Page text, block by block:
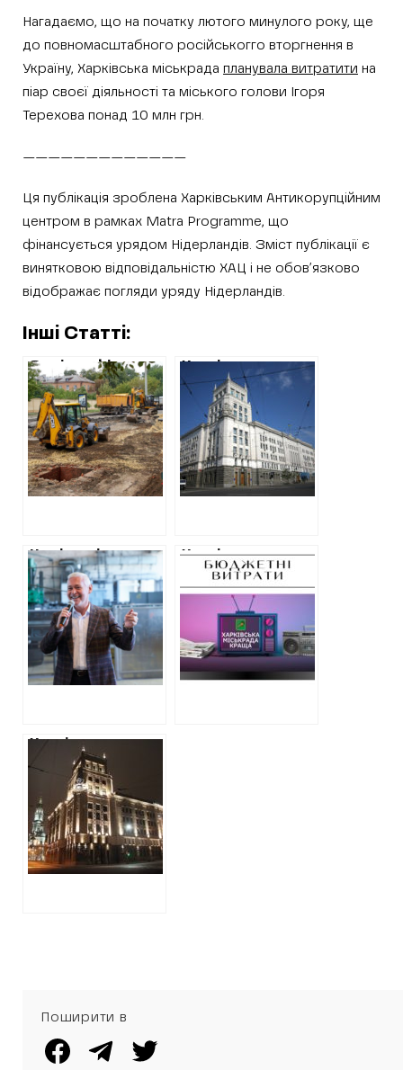
Нагадаємо, що на початку лютого минулого року, ще
до повномасштабного російськогго вторгнення в
Україну, Харківська міськрада планувала витратити на
піар своєї діяльності та міського голови Ігоря
Терехова понад 10 млн грн.
—————————————
Ця публікація зроблена Харківським Антикорупційним
центром в рамках Matra Programme, що
фінансується урядом Нідерландів. Зміст публікації є
винятковою відповідальністю ХАЦ і не обов’язково
відображає погляди уряду Нідерландів.
Інші Статті:
Замість фірми з
оточення
Ярославського
підряд на ремонт
вулиці Весніна
отримав
Житлобуд-1.
Витратили вже
Харківська
міськрада
витратить майже
3,5 мільйони на
піар своєї
діяльності в
електронних ЗМІ
На піар міськради
та Терехова у
соцмережах
витратять понад
3 млн грн
Харківська
міськрада
витратить 12
мільйонів на піар
у ЗМІ, на
телебаченні та
радіо
Харківська
міськрада
витратить майже
2,5 мільйони на
піар своєї
діяльності на
радіо
Поширити в